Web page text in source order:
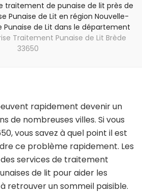
traitement de punaise de lit près de
Punaise de Lit en région Nouvelle-
Punaise de Lit dans le département
Traitement Punaise de Lit Brède
33650
rapidement devenir un
de nombreuses villes. Si vous
vous savez à quel point il est
ce problème rapidement. Les
services de traitement
de lit pour aider les
retrouver un sommeil paisible.